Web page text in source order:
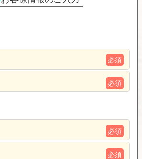
必須
必須
必須
必須